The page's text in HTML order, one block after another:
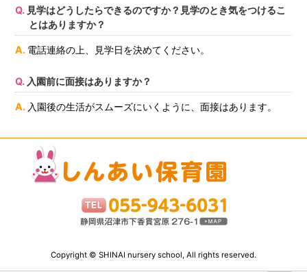
見学はどうしたらできるのですか？見学のとき気をつけるこ
とはありますか？
電話連絡の上、見学日を決めてください。
入園前に面接はありますか？
入園後の生活がスムーズにいくように、面接はあります。
Copyright © SHINAI nursery school, All rights reserved.